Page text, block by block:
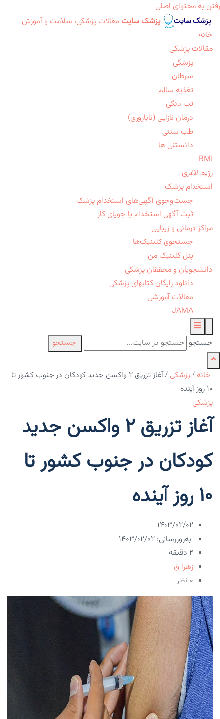
رفتن به محتوای اصلی
پزشک سایت مقالات پزشکی، سلامت و آموزش
خانه
مقالات پزشکی
پزشکی
سرطان
تغذیه سالم
تب دنگی
درمان نازایی (ناباروری)
طب سنتی
دانستنی ها
BMI
رژیم لاغری
استخدام پزشک
جست‌وجوی آگهی‌های استخدام پزشک
ثبت آگهی استخدام یا جویای کار
مراکز درمانی و زیبایی
جستجوی کلینیک‌ها
پنل کلینیک من
دانشجویان و محققان پزشکی
دانلود رایگان کتابهای پزشکی
مقالات آموزشی
JAMA
جستجو جستجو
خانه /پزشکی /
آغاز تزریق ۲ واکسن جدید کودکان در جنوب کشور تا
۱۰ روز آینده
پزشکی
آغاز تزریق ۲ واکسن جدید
کودکان در جنوب کشور تا
۱۰ روز آینده
۱۴۰۳/۰۲/۰۲
به‌روزرسانی: ۱۴۰۳/۰۲/۰۲
2 دقیقه
زهرا ق
۰ نظر